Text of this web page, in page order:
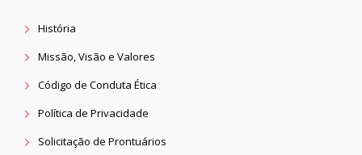
História
Missão, Visão e Valores
Código de Conduta Ética
Política de Privacidade
Solicitação de Prontuários